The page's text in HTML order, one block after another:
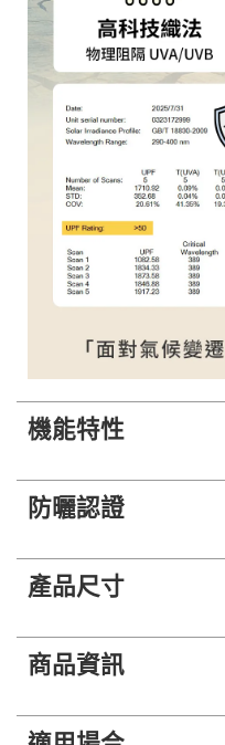
機能特性
防曬認證
產品尺寸
商品資訊